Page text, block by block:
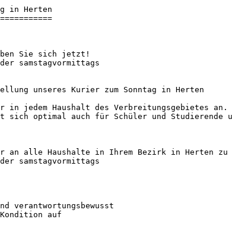
in Herten
Sie sich jetzt!
samstagvormittags
unseres Kurier zum Sonntag in Herten
in jedem Haushalt des Verbreitungsgebietes
optimal auch für Schüler und Studierende
an alle Haushalte in Ihrem Bezirk in Herten zu
samstagvormittags
auf